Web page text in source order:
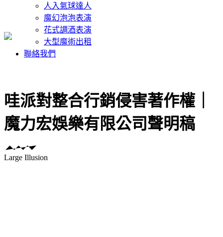
人入氣球達人
魔幻泡泡表演
花式調酒表演
大型魔術出租
聯絡我們
哇派對整合行銷侵害著作權｜
魔力宏娛樂有限公司聲明稿
Large Illusion